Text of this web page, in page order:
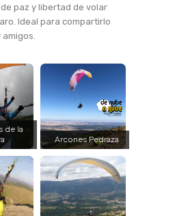
paz y libertad de volar
Ideal para compartirlo
de la
Arcones Pedraza